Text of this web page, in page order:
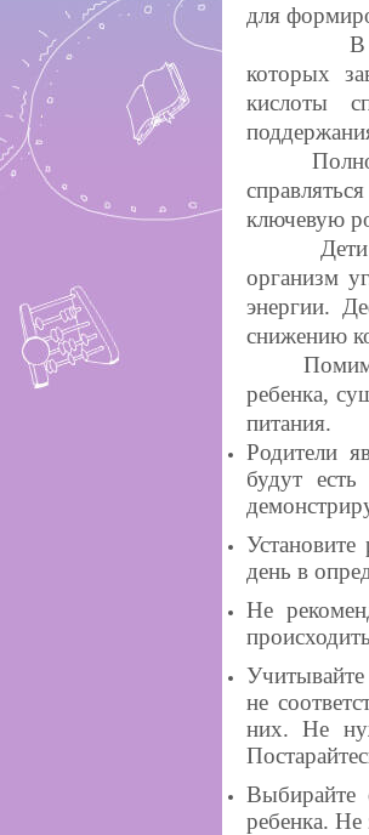
для
В раннем
которых
кислоты
ключевую
организм
энергии.
снижению
ребенка,
питания.
Родители
будут
день в
Не
не
них. Не
Выбирайте
ребенка. Не